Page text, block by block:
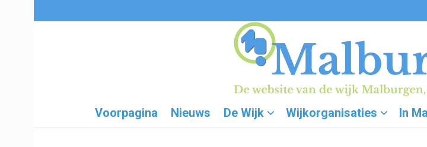
Voorpagina Nieuws De Wijk Wijkorganisaties In